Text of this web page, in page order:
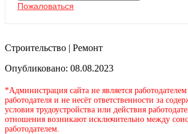
Пожаловаться
Строительство | Ремонт
Опубликовано: 08.08.2023
*Администрация сайта не является
работодателя и не несёт ответственности за
условия трудоустройства или действия
отношения возникают исключительно между
работодателем.